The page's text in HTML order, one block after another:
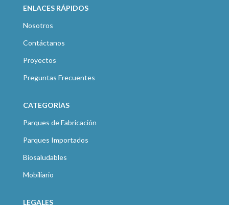
ENLACES RÁPIDOS
Nosotros
Contáctanos
Proyectos
Preguntas Frecuentes
CATEGORÍAS
Parques de Fabricación
Parques Importados
Biosaludables
Mobiliario
LEGALES